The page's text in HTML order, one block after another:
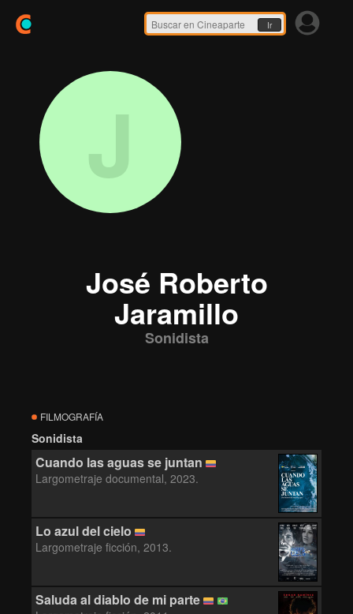
Ir
J
José Roberto
Jaramillo
Sonidista
FILMOGRAFÍA
Sonidista
Cuando las aguas se juntan
Largometraje documental, 2023.
Lo azul del cielo
Largometraje ficción, 2013.
Saluda al diablo de mi parte